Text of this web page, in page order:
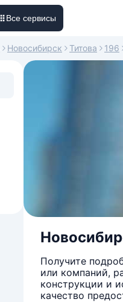
Все сервисы
Новосибирск Титова 196
Получите
или компаний,
конструкции и
качество